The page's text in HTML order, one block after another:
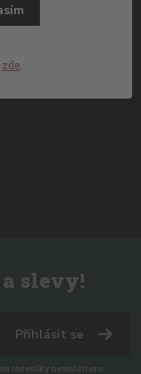
a slevy!
Přihlásit se
rozesílky newsletteru.
zde